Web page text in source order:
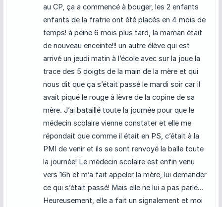
au CP, ça a commencé à bouger, les 2 enfants
enfants de la fratrie ont été placés en 4 mois de
temps! à peine 6 mois plus tard, la maman était
de nouveau enceinte!!! un autre élève qui est
arrivé un jeudi matin à l’école avec sur la joue la
trace des 5 doigts de la main de la mère et qui
nous dit que ça s’était passé le mardi soir car il
avait piqué le rouge à lèvre de la copine de sa
mère. J’ai bataillé toute la journée pour que le
médecin scolaire vienne constater et elle me
répondait que comme il était en PS, c’était à la
PMI de venir et ils se sont renvoyé la balle toute
la journée! Le médecin scolaire est enfin venu
vers 16h et m’a fait appeler la mère, lui demander
ce qui s’était passé! Mais elle ne lui a pas parlé…
Heureusement, elle a fait un signalement et moi